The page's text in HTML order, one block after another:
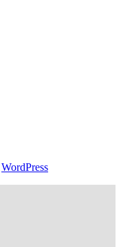
WordPress